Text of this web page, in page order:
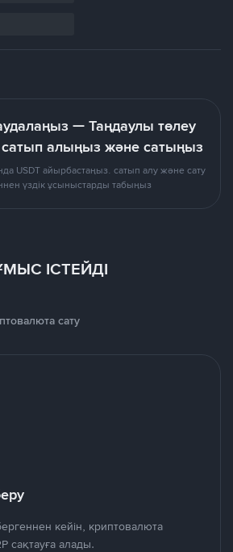
— Таңдаулы төлеу
сатып алыңыз және сатыңыз
USDT айырбастаңыз. сатып алу және сату
үздік ұсыныстарды табыңыз
ІСТЕЙДІ
сату
кейін, криптовалюта
сақтауға алады.